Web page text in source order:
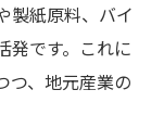
製紙原料、バイ
発です。これに
つ、地元産業の